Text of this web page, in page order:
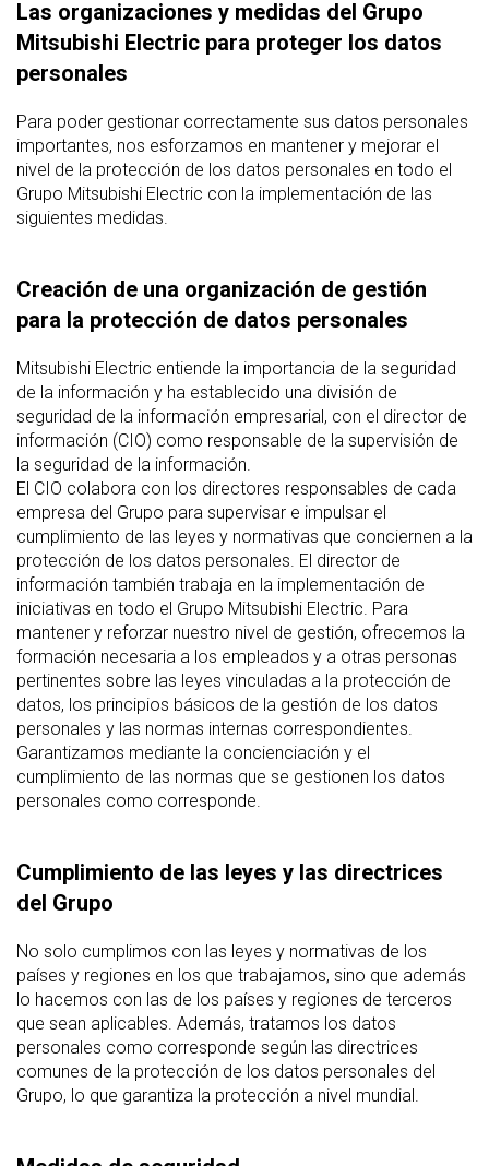
Las organizaciones y medidas del Grupo
Mitsubishi Electric para proteger los datos
personales
Para poder gestionar correctamente sus datos personales
importantes, nos esforzamos en mantener y mejorar el
nivel de la protección de los datos personales en todo el
Grupo Mitsubishi Electric con la implementación de las
siguientes medidas.
Creación de una organización de gestión
para la protección de datos personales
Mitsubishi Electric entiende la importancia de la seguridad
de la información y ha establecido una división de
seguridad de la información empresarial, con el director de
información (CIO) como responsable de la supervisión de
la seguridad de la información.
El CIO colabora con los directores responsables de cada
empresa del Grupo para supervisar e impulsar el
cumplimiento de las leyes y normativas que conciernen a la
protección de los datos personales. El director de
información también trabaja en la implementación de
iniciativas en todo el Grupo Mitsubishi Electric. Para
mantener y reforzar nuestro nivel de gestión, ofrecemos la
formación necesaria a los empleados y a otras personas
pertinentes sobre las leyes vinculadas a la protección de
datos, los principios básicos de la gestión de los datos
personales y las normas internas correspondientes.
Garantizamos mediante la concienciación y el
cumplimiento de las normas que se gestionen los datos
personales como corresponde.
Cumplimiento de las leyes y las directrices
del Grupo
No solo cumplimos con las leyes y normativas de los
países y regiones en los que trabajamos, sino que además
lo hacemos con las de los países y regiones de terceros
que sean aplicables. Además, tratamos los datos
personales como corresponde según las directrices
comunes de la protección de los datos personales del
Grupo, lo que garantiza la protección a nivel mundial.